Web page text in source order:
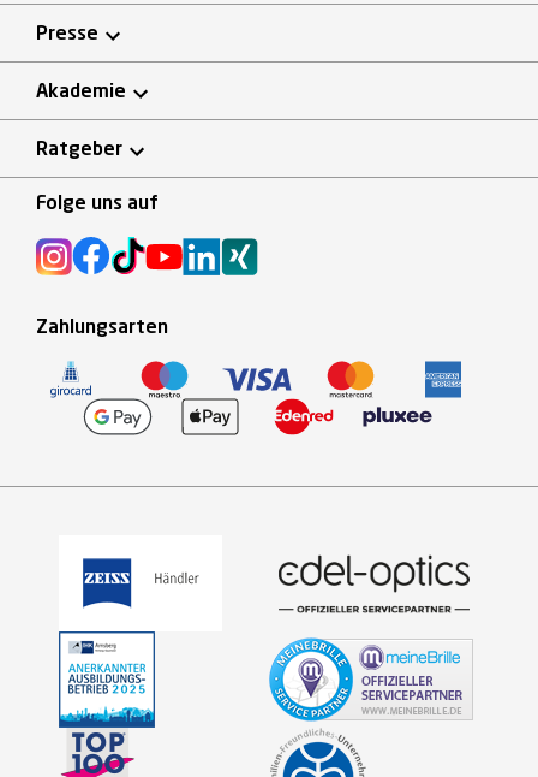
Presse
Akademie
Ratgeber
Folge uns auf
Zahlungsarten